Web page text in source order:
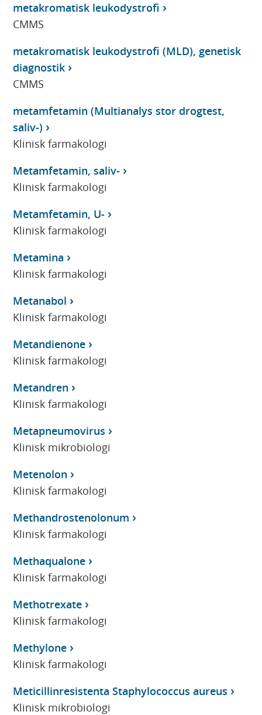
metakromatisk leukodystrofi
CMMS
metakromatisk leukodystrofi (MLD), genetisk
diagnostik
CMMS
metamfetamin (Multianalys stor drogtest,
saliv-)
Klinisk farmakologi
Metamfetamin, saliv-
Klinisk farmakologi
Metamfetamin, U-
Klinisk farmakologi
Metamina
Klinisk farmakologi
Metanabol
Klinisk farmakologi
Metandienone
Klinisk farmakologi
Metandren
Klinisk farmakologi
Metapneumovirus
Klinisk mikrobiologi
Metenolon
Klinisk farmakologi
Methandrostenolonum
Klinisk farmakologi
Methaqualone
Klinisk farmakologi
Methotrexate
Klinisk farmakologi
Methylone
Klinisk farmakologi
Meticillinresistenta Staphylococcus aureus
Klinisk mikrobiologi